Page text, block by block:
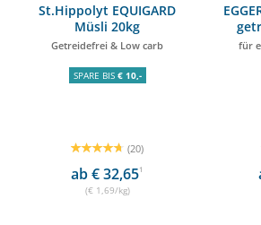
St.Hippolyt EQUIGARD
Müsli 20kg
Getreidefrei & Low carb
SPARE BIS € 10,-
(20)
ab € 32,651
(€ 1,69/kg)
für